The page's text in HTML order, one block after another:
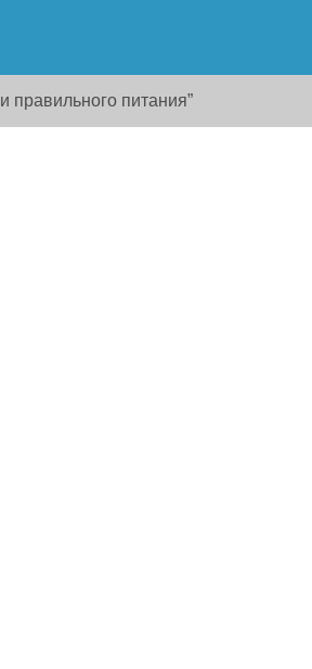
правильного питания”